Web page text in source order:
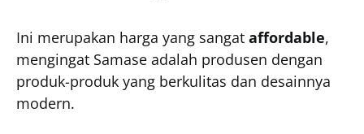
Ini merupakan harga yang sangat affordable,
mengingat Samase adalah produsen dengan
produk-produk yang berkulitas dan desainnya
modern.